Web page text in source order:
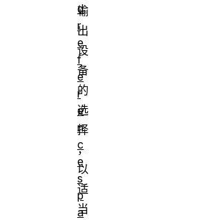
输
出
设
备
的
选
择
，
以
适
当
d
r
e
f
e
r
e
n
c
e
s
p
a